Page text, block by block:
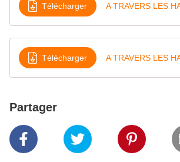
Télécharger
Télécharger
Partager